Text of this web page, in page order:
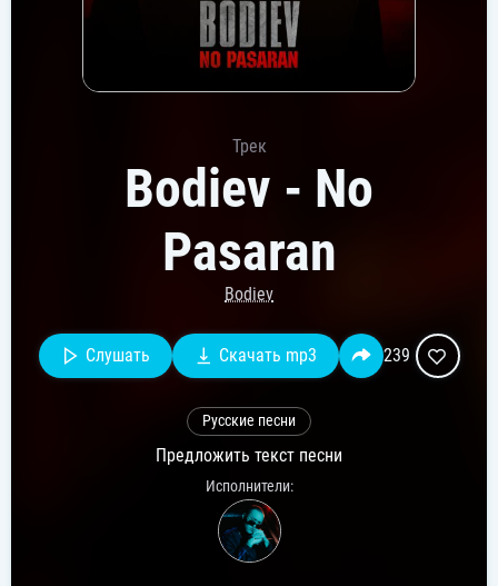
Трек
Bodiev - No
Pasaran
Bodiev
Слушать Скачать mp3 239
Русские песни
Предложить текст песни
Исполнители: